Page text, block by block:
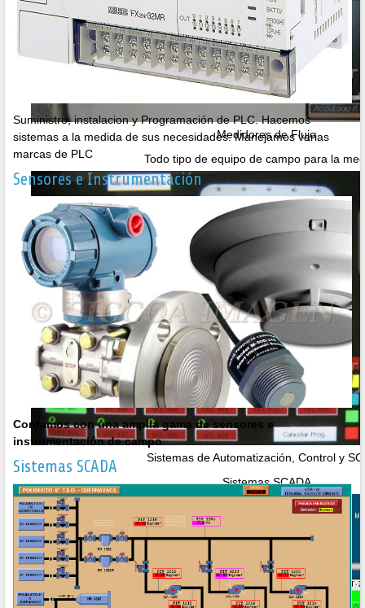
Medidores de Flujo
Todo tipo de equipo de campo para la
Sistemas de Automatización, Control y
Sistemas SCADA
Suministro, instalacion y Programación de PLC. Hacemos
sistemas a la medida de sus necesidades. Manejamos varias
marcas de PLC
Sensores e Instrumentación
Contamos con una amplia gama de sensores e
instrumentación de campo
Sistemas SCADA